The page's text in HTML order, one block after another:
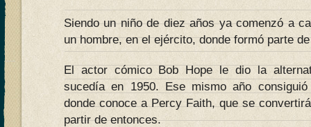
Siendo un niño de diez años ya comenzó a
un hombre, en el ejército, donde formó parte
El actor cómico Bob Hope le dio la
sucedía en 1950. Ese mismo año
donde conoce a Percy Faith, que se
partir de entonces.